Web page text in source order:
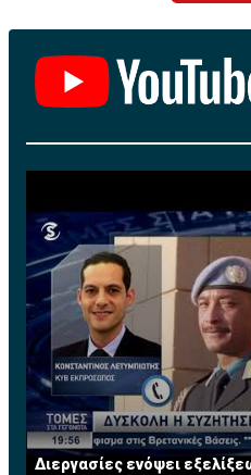
Εισιτήριο του αγώνα
συμπεριλαμβάνεται στην
ΘΕΣΕΙΣ ΠΕΡΙΟΡΙΣΜΕΝΕΣ
ΤΗΛΕΦΩΝΟ ΚΡΑΤΗΣΕΩΝ:
96372472»
Διεργασίες ενόψει